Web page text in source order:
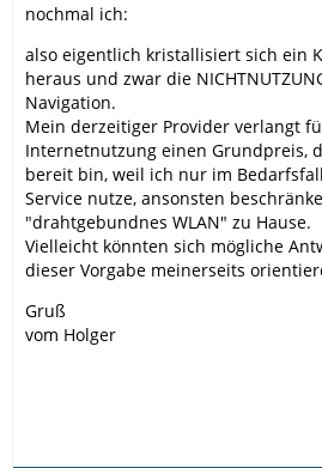
nochmal ich:
also eigentlich kristallisiert sich ein
heraus und zwar die
Navigation.
Mein derzeitiger Provider verlangt
Internetnutzung einen Grundpreis,
bereit bin, weil ich nur im
Service nutze, ansonsten
"drahtgebundnes WLAN" zu Hause.
Vielleicht könnten sich mögliche
dieser Vorgabe meinerseits
Gruß
vom Holger